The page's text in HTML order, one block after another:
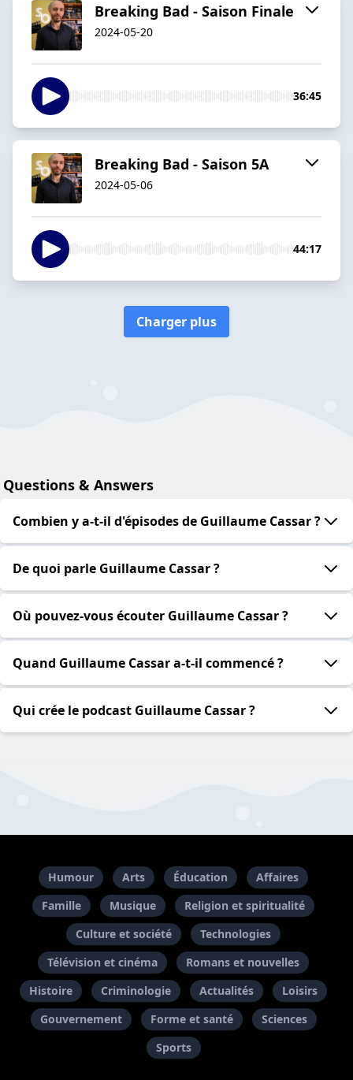
Breaking Bad - Saison Finale
2024-05-20
36:45
Breaking Bad - Saison 5A
2024-05-06
44:17
Charger plus
Questions & Answers
Combien y a-t-il d'épisodes de Guillaume Cassar ?
De quoi parle Guillaume Cassar ?
Où pouvez-vous écouter Guillaume Cassar ?
Quand Guillaume Cassar a-t-il commencé ?
Qui crée le podcast Guillaume Cassar ?
Humour Arts Éducation
Affaires
Famille
Musique
Religion et spiritualité
Culture et société
Technologies
Télévision et cinéma
Romans et nouvelles
Histoire
Criminologie Actualités
Loisirs
Gouvernement
Forme et santé
Sciences
Sports